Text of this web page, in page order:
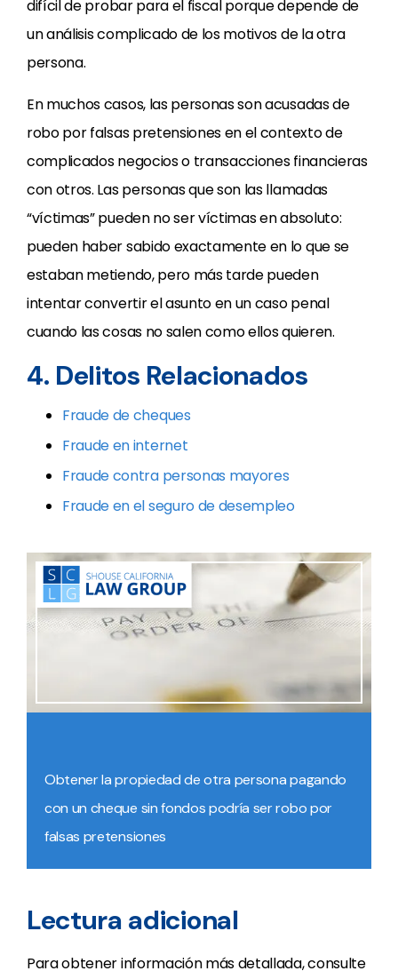
difícil de probar para el fiscal porque depende de
un análisis complicado de los motivos de la otra
persona.
En muchos casos, las personas son acusadas de
robo por falsas pretensiones en el contexto de
complicados negocios o transacciones financieras
con otros. Las personas que son las llamadas
“víctimas” pueden no ser víctimas en absoluto:
pueden haber sabido exactamente en lo que se
estaban metiendo, pero más tarde pueden
intentar convertir el asunto en un caso penal
cuando las cosas no salen como ellos quieren.
4. Delitos Relacionados
Fraude de cheques
Fraude en internet
Fraude contra personas mayores
Fraude en el seguro de desempleo
Obtener la propiedad de otra persona pagando
con un cheque sin fondos podría ser robo por
falsas pretensiones
Lectura adicional
Para obtener información más detallada, consulte